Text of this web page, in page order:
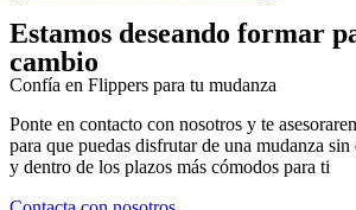
Estamos deseando formar
cambio
Confía en Flippers para tu mudanza
Ponte en contacto con nosotros y te
para que puedas disfrutar de una mudanza
y dentro de los plazos más cómodos para ti